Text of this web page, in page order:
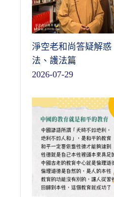
淨空老和尚答疑解惑
法、護法篇
2026-07-29